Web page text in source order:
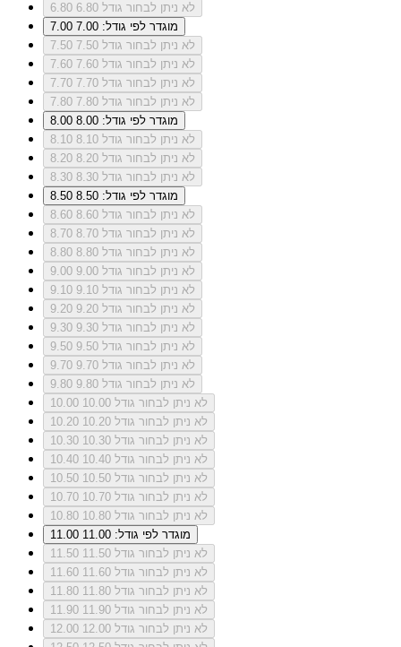
6.80
לא ניתן לבחור גודל 6.80
7.00
מוגדר לפי גודל: 7.00
7.50
לא ניתן לבחור גודל 7.50
7.60
לא ניתן לבחור גודל 7.60
7.70
לא ניתן לבחור גודל 7.70
7.80
לא ניתן לבחור גודל 7.80
8.00
מוגדר לפי גודל: 8.00
8.10
לא ניתן לבחור גודל 8.10
8.20
לא ניתן לבחור גודל 8.20
8.30
לא ניתן לבחור גודל 8.30
8.50
מוגדר לפי גודל: 8.50
8.60
לא ניתן לבחור גודל 8.60
8.70
לא ניתן לבחור גודל 8.70
8.80
לא ניתן לבחור גודל 8.80
9.00
לא ניתן לבחור גודל 9.00
9.10
לא ניתן לבחור גודל 9.10
9.20
לא ניתן לבחור גודל 9.20
9.30
לא ניתן לבחור גודל 9.30
9.50
לא ניתן לבחור גודל 9.50
9.70
לא ניתן לבחור גודל 9.70
9.80
לא ניתן לבחור גודל 9.80
10.00
לא ניתן לבחור גודל 10.00
10.20
לא ניתן לבחור גודל 10.20
10.30
לא ניתן לבחור גודל 10.30
10.40
לא ניתן לבחור גודל 10.40
10.50
לא ניתן לבחור גודל 10.50
10.70
לא ניתן לבחור גודל 10.70
10.80
לא ניתן לבחור גודל 10.80
11.00
מוגדר לפי גודל: 11.00
11.50
לא ניתן לבחור גודל 11.50
11.60
לא ניתן לבחור גודל 11.60
11.80
לא ניתן לבחור גודל 11.80
11.90
לא ניתן לבחור גודל 11.90
12.00
לא ניתן לבחור גודל 12.00